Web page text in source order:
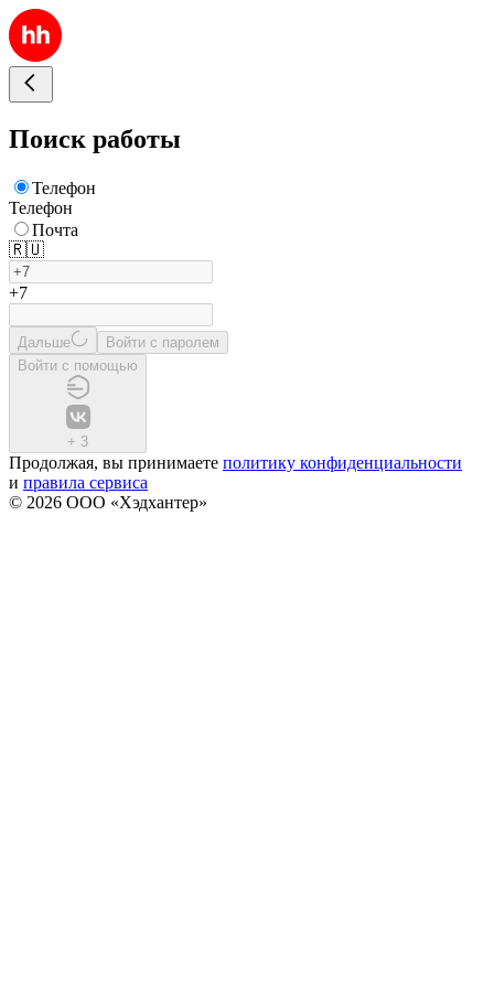
Поиск работы
Телефон
Телефон
Почта
🇷🇺
+7
Дальше
Войти с паролем
Войти с помощью
+ 3
Продолжая, вы принимаете политику конфиденциальности
и правила сервиса
© 2026 ООО «Хэдхантер»